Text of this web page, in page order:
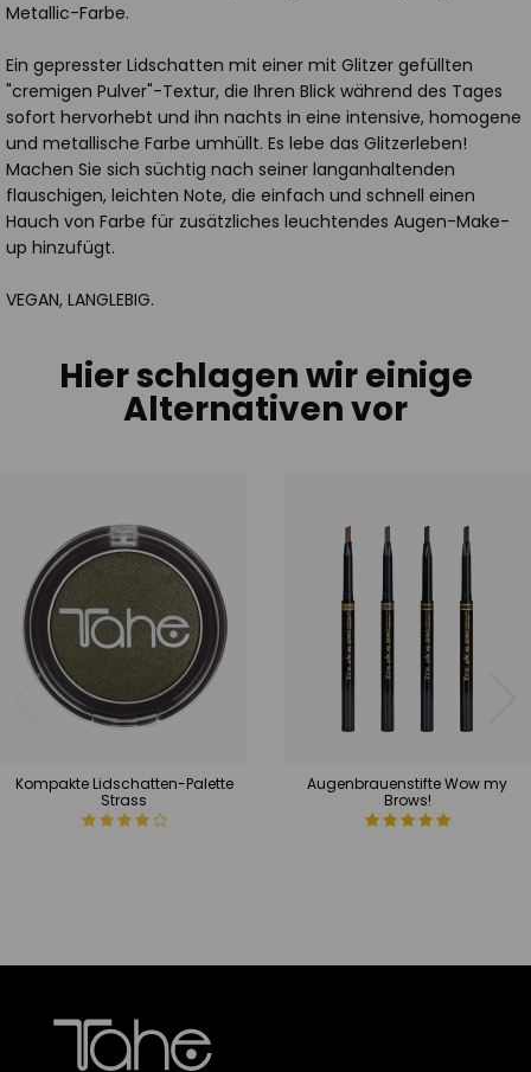
Metallic-Farbe.
Ein gepresster Lidschatten mit einer mit Glitzer gefüllten
"cremigen Pulver"-Textur, die Ihren Blick während des Tages
sofort hervorhebt und ihn nachts in eine intensive, homogene
und metallische Farbe umhüllt. Es lebe das Glitzerleben!
Machen Sie sich süchtig nach seiner langanhaltenden
flauschigen, leichten Note, die einfach und schnell einen
Hauch von Farbe für zusätzliches leuchtendes Augen-Make-
up hinzufügt.
VEGAN, LANGLEBIG.
Hier schlagen wir einige
Alternativen vor
Kompakte Lidschatten-Palette
Strass
Augenbrauenstifte Wow my
Brows!